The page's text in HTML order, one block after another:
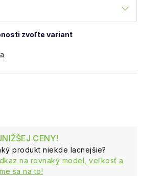
CENY!
produkt niekde lacnejšie?
na rovnaký model, veľkosť a
sa na to!